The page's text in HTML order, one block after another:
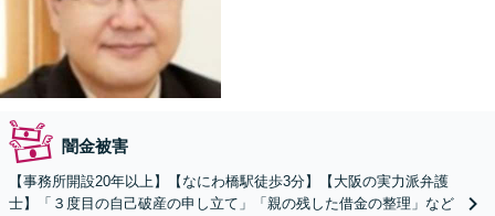
闇金被害
【事務所開設20年以上】【なにわ橋駅徒歩3分】【大阪の実力派弁護
士】「３度目の自己破産の申し立て」「親の残した借金の整理」など